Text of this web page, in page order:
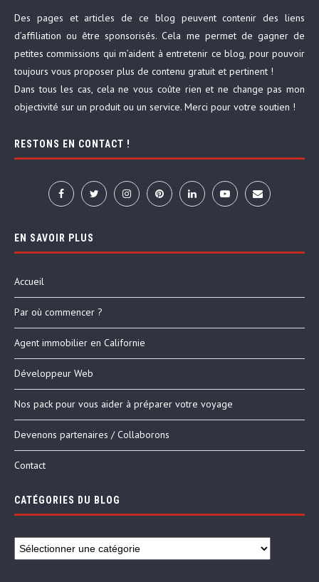
Des pages et articles de ce blog peuvent contenir des liens
d’affiliation ou être sponsorisés. Cela me permet de gagner de
petites commissions qui m’aident à entretenir ce blog, pour pouvoir
toujours vous proposer plus de contenu gratuit et pertinent !
Dans tous les cas, cela ne vous coûte rien et ne change pas mon
objectivité sur un produit ou un service. Merci pour votre soutien !
RESTONS EN CONTACT !
EN SAVOIR PLUS
Accueil
Par où commencer ?
Agent immobilier en Californie
Développeur Web
Nos pack pour vous aider à préparer votre voyage
Devenons partenaires / Collaborons
Contact
CATÉGORIES DU BLOG